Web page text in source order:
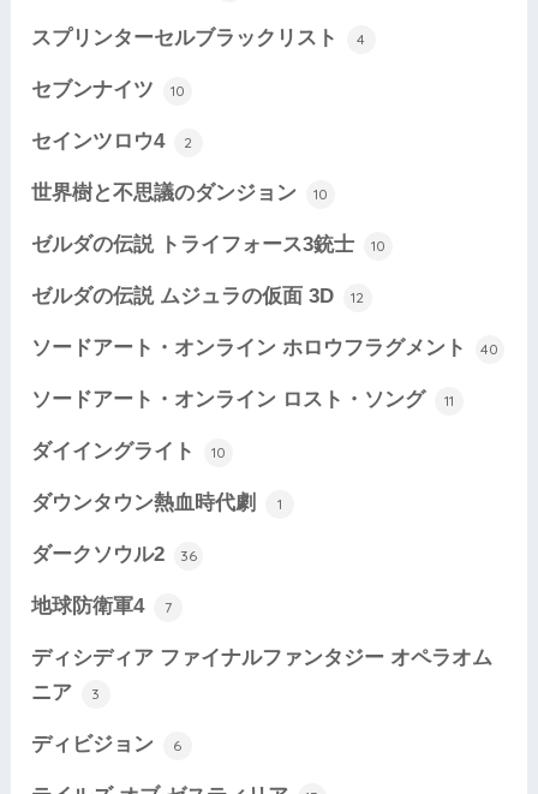
スプリンターセルブラックリスト 4
セブンナイツ 10
セインツロウ4 2
世界樹と不思議のダンジョン 10
ゼルダの伝説 トライフォース3銃士 10
ゼルダの伝説 ムジュラの仮面 3D 12
ソードアート・オンライン ホロウフラグメント 40
ソードアート・オンライン ロスト・ソング 11
ダイイングライト 10
ダウンタウン熱血時代劇 1
ダークソウル2 36
地球防衛軍4 7
ディシディア ファイナルファンタジー オペラオム
ニア
3
ディビジョン 6